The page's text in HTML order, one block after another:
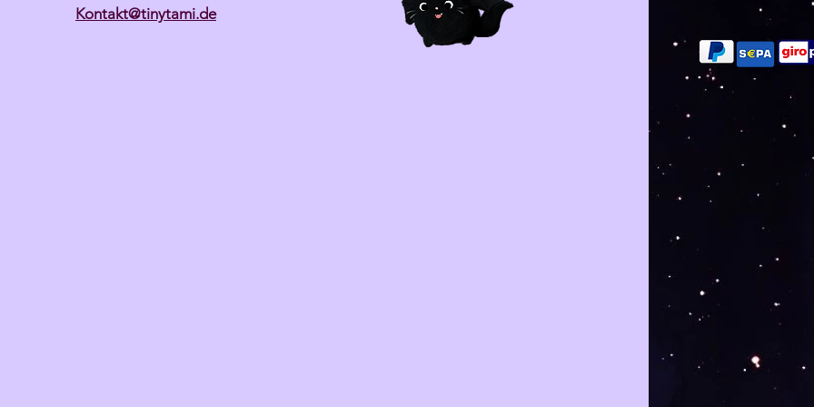
Kontakt@tinytami.de